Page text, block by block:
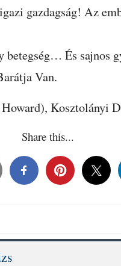
gazdagság! Az
És sajnos
Van.
Kosztolányi
Share this...